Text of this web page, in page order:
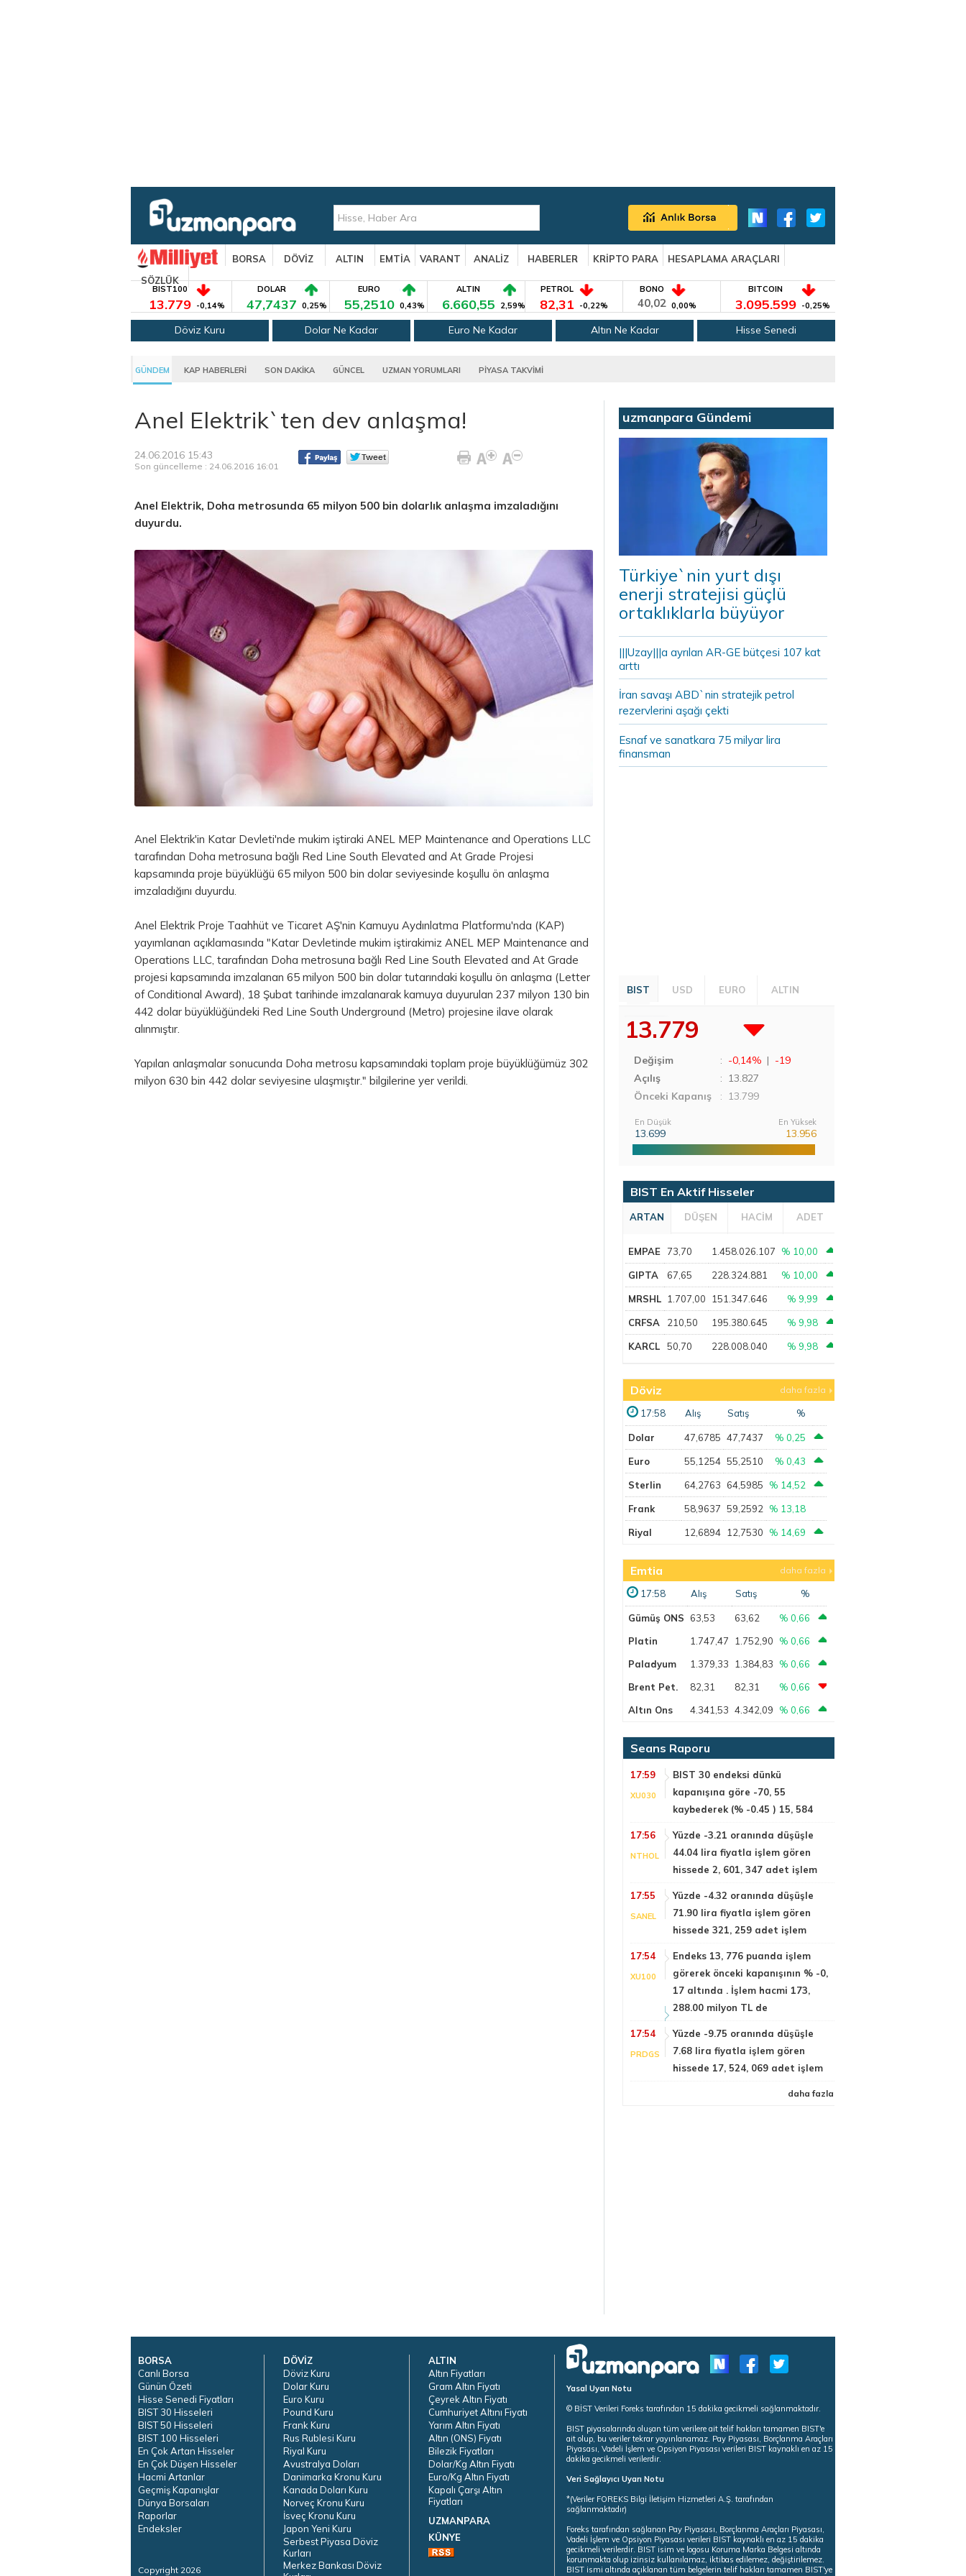
BORSA DÖVİZ ALTIN EMTİA VARANT ANALİZ HABERLER KRİPTO PARA
HESAPLAMA ARAÇLARI
SÖZLÜK
BIST100
13.779 -0,14%
DOLAR
47,7437 0,25%
EURO
55,2510 0,43%
ALTIN
6.660,55 2,59%
PETROL
82,31 -0,22%
BONO
40,02 0,00%
BITCOIN
3.095.599 -0,25%
Döviz Kuru Dolar Ne Kadar Euro Ne Kadar Altın Ne Kadar Hisse Senedi
GÜNDEM KAP HABERLERİ SON DAKİKA GÜNCEL UZMAN YORUMLARI PİYASA TAKVİMİ
Anel Elektrik`ten dev anlaşma!
24.06.2016 15:43
Son güncelleme : 24.06.2016 16:01
Anel Elektrik, Doha metrosunda 65 milyon 500 bin dolarlık anlaşma imzaladığını
duyurdu.
Anel Elektrik'in Katar Devleti'nde mukim iştiraki ANEL MEP Maintenance and Operations LLC
tarafından Doha metrosuna bağlı Red Line South Elevated and At Grade Projesi
kapsamında proje büyüklüğü 65 milyon 500 bin dolar seviyesinde koşullu ön anlaşma
imzaladığını duyurdu.
Anel Elektrik Proje Taahhüt ve Ticaret AŞ'nin Kamuyu Aydınlatma Platformu'nda (KAP)
yayımlanan açıklamasında "Katar Devletinde mukim iştirakimiz ANEL MEP Maintenance and
Operations LLC, tarafından Doha metrosuna bağlı Red Line South Elevated and At Grade
projesi kapsamında imzalanan 65 milyon 500 bin dolar tutarındaki koşullu ön anlaşma (Letter
of Conditional Award), 18 Şubat tarihinde imzalanarak kamuya duyurulan 237 milyon 130 bin
442 dolar büyüklüğündeki Red Line South Underground (Metro) projesine ilave olarak
alınmıştır.
Yapılan anlaşmalar sonucunda Doha metrosu kapsamındaki toplam proje büyüklüğümüz 302
milyon 630 bin 442 dolar seviyesine ulaşmıştır." bilgilerine yer verildi.
uzmanpara Gündemi
Türkiye`nin yurt dışı
enerji stratejisi güçlü
ortaklıklarla büyüyor
|||Uzay|||a ayrılan AR-GE bütçesi 107 kat
arttı
İran savaşı ABD`nin stratejik petrol
rezervlerini aşağı çekti
Esnaf ve sanatkara 75 milyar lira
finansman
BIST USD EURO ALTIN
13.779
Değişim : -0,14% | -19
Açılış
: 13.827
Önceki Kapanış
: 13.799
En Düşük
13.699
En Yüksek
13.956
BIST En Aktif Hisseler
ARTAN DÜŞEN HACİM ADET
EMPAE 73,70 1.458.026.107 % 10,00
GIPTA 67,65 228.324.881 % 10,00
MRSHL 1.707,00 151.347.646 % 9,99
CRFSA 210,50 195.380.645 % 9,98
KARCL 50,70 228.008.040 % 9,98
Döviz daha fazla
17:58 Alış Satış %
Dolar 47,6785 47,7437 % 0,25
Euro 55,1254 55,2510 % 0,43
Sterlin 64,2763 64,5985 % 14,52
Frank 58,9637 59,2592 % 13,18
Riyal 12,6894 12,7530 % 14,69
Emtia daha fazla
17:58 Alış Satış %
Gümüş ONS 63,53 63,62
% 0,66
Platin
1.747,47 1.752,90
% 0,66
Paladyum
1.379,33 1.384,83
% 0,66
Brent Pet.
82,31 82,31
% 0,66
Altın Ons
4.341,53 4.342,09 % 0,66
Seans Raporu
17:59
XU030
BIST 30 endeksi dünkü
kapanışına göre -70, 55
kaybederek (% -0.45 ) 15, 584
17:56
NTHOL
Yüzde -3.21 oranında düşüşle
44.04 lira fiyatla işlem gören
hissede 2, 601, 347 adet işlem
17:55
SANEL
Yüzde -4.32 oranında düşüşle
71.90 lira fiyatla işlem gören
hissede 321, 259 adet işlem
17:54
XU100
Endeks 13, 776 puanda işlem
görerek önceki kapanışının % -0,
17 altında . İşlem hacmi 173,
288.00 milyon TL de
17:54
PRDGS
Yüzde -9.75 oranında düşüşle
7.68 lira fiyatla işlem gören
hissede 17, 524, 069 adet işlem
daha fazla
BORSA
Canlı Borsa
Günün Özeti
Hisse Senedi Fiyatları
BIST 30 Hisseleri
BIST 50 Hisseleri
BIST 100 Hisseleri
En Çok Artan Hisseler
En Çok Düşen Hisseler
Hacmi Artanlar
Geçmiş Kapanışlar
Dünya Borsaları
Raporlar
Endeksler
Copyright 2026
DÖVİZ
Döviz Kuru
Dolar Kuru
Euro Kuru
Pound Kuru
Frank Kuru
Rus Rublesi Kuru
Riyal Kuru
Avustralya Doları
Danimarka Kronu Kuru
Kanada Doları Kuru
Norveç Kronu Kuru
İsveç Kronu Kuru
Japon Yeni Kuru
Serbest Piyasa Döviz
Kurları
Merkez Bankası Döviz
ALTIN
Altın Fiyatları
Gram Altın Fiyatı
Çeyrek Altın Fiyatı
Cumhuriyet Altını Fiyatı
Yarım Altın Fiyatı
Altın (ONS) Fiyatı
Bilezik Fiyatları
Dolar/Kg Altın Fiyatı
Euro/Kg Altın Fiyatı
Kapalı Çarşı Altın
Fiyatları
UZMANPARA
KÜNYE
Yasal Uyarı Notu
© BİST Verileri Foreks tarafından 15 dakika gecikmeli sağlanmaktadır.
BIST piyasalarında oluşan tüm verilere ait telif hakları tamamen BIST'e
ait olup, bu veriler tekrar yayınlanamaz. Pay Piyasası, Borçlanma Araçları
Piyasası, Vadeli İşlem ve Opsiyon Piyasası verileri BIST kaynaklı en az 15
dakika gecikmeli verilerdir.
Veri Sağlayıcı Uyarı Notu
*(Veriler FOREKS Bilgi İletişim Hizmetleri A.Ş. tarafından
sağlanmaktadır)
Foreks tarafından sağlanan Pay Piyasası, Borçlanma Araçları Piyasası,
Vadeli İşlem ve Opsiyon Piyasası verileri BIST kaynaklı en az 15 dakika
gecikmeli verilerdir. BIST isim ve logosu Koruma Marka Belgesi altında
korunmakta olup izinsiz kullanılamaz, iktibas edilemez, değiştirilemez.
BIST ismi altında açıklanan tüm belgelerin telif hakları tamamen BIST'ye